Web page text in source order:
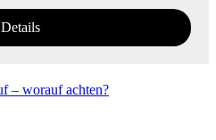
Details